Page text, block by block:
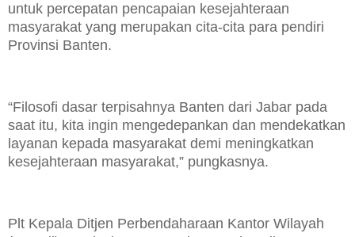
untuk percepatan pencapaian kesejahteraan
masyarakat yang merupakan cita-cita para pendiri
Provinsi Banten.
“Filosofi dasar terpisahnya Banten dari Jabar pada
saat itu, kita ingin mengedepankan dan mendekatkan
layanan kepada masyarakat demi meningkatkan
kesejahteraan masyarakat,” pungkasnya.
Plt Kepala Ditjen Perbendaharaan Kantor Wilayah